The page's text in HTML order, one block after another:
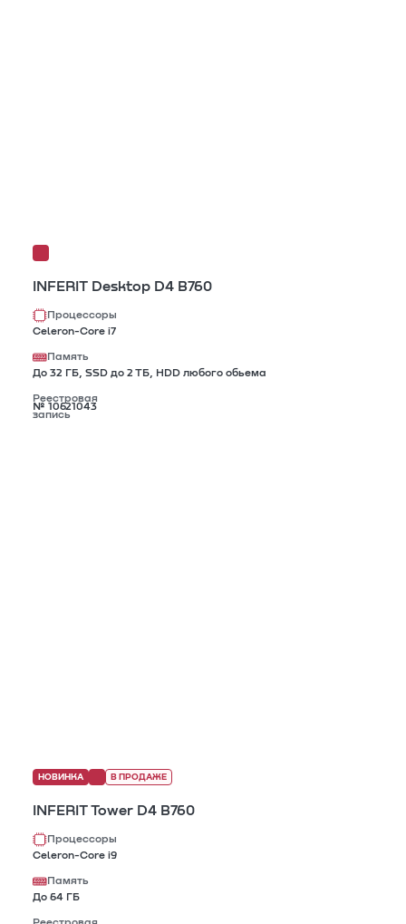
INFERIT Desktop D4 B760
Процессоры
Celeron-Core i7
Память
До 32 ГБ, SSD до 2 ТБ, HDD любого обьема
Реестровая
запись
№ 10621043
НОВИНКА В ПРОДАЖЕ
INFERIT Tower D4 B760
Процессоры
Celeron-Core i9
Память
До 64 ГБ